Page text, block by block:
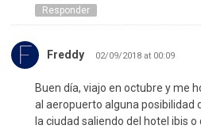
Responder
Freddy 02/09/2018 at 00:09
Buen día, viajo en octubre y me
al aeropuerto alguna posibilidad
la ciudad saliendo del hotel ibis o